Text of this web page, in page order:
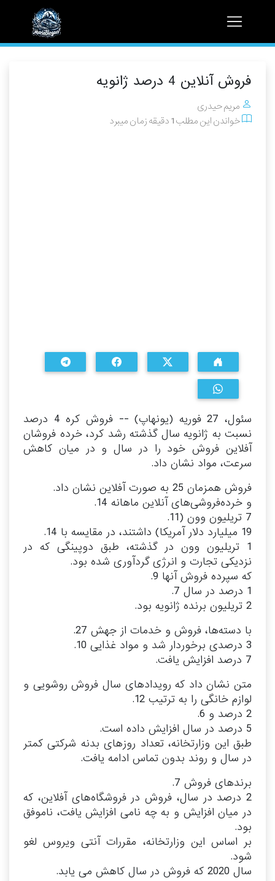
فروش آنلاین 4 درصد ژانویه
مریم حیدری
خواندن این مطلب 1 دقیقه زمان میبرد
سئول، 27 فوریه (یونهاپ) -- فروش کره 4 درصد
نسبت به ژانویه سال گذشته رشد کرد، خرده فروشان
آفلاین فروش خود را در سال و در میان کاهش
سرعت، مواد نشان داد.
فروش همزمان 25 به صورت آفلاین نشان داد.
و خرده‌فروشی‌های آنلاین ماهانه 14.
7 تریلیون وون (11.
19 میلیارد دلار آمریکا) داشتند، در مقایسه با 14.
1 تریلیون وون در گذشته، طبق دوپینگی که در
نزدیکی تجارت و انرژی گردآوری شده بود.
که سپرده فروش آنها 9.
1 درصد در سال 7.
2 تریلیون برنده ژانویه بود.
با دسته‌ها، فروش و خدمات از جهش 27.
3 درصدی برخوردار شد و مواد غذایی 10.
7 درصد افزایش یافت.
متن نشان داد که رویدادهای سال فروش روشویی و
لوازم خانگی را به ترتیب 12.
2 درصد و 6.
5 درصد در سال افزایش داده است.
طبق این وزارتخانه، تعداد روزهای بدنه شرکتی کمتر
در سال و روند بدون تماس ادامه یافت.
برندهای فروش 7.
2 درصد در سال، فروش در فروشگاه‌های آفلاین، که
در میان افزایش و به چه نامی افزایش یافت، ناموفق
بود.
بر اساس این وزارتخانه، مقررات آنتی ویروس لغو
شود.
سال 2020 که فروش در سال کاهش می یابد.